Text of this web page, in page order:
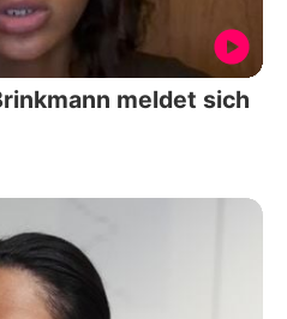
meldet sich